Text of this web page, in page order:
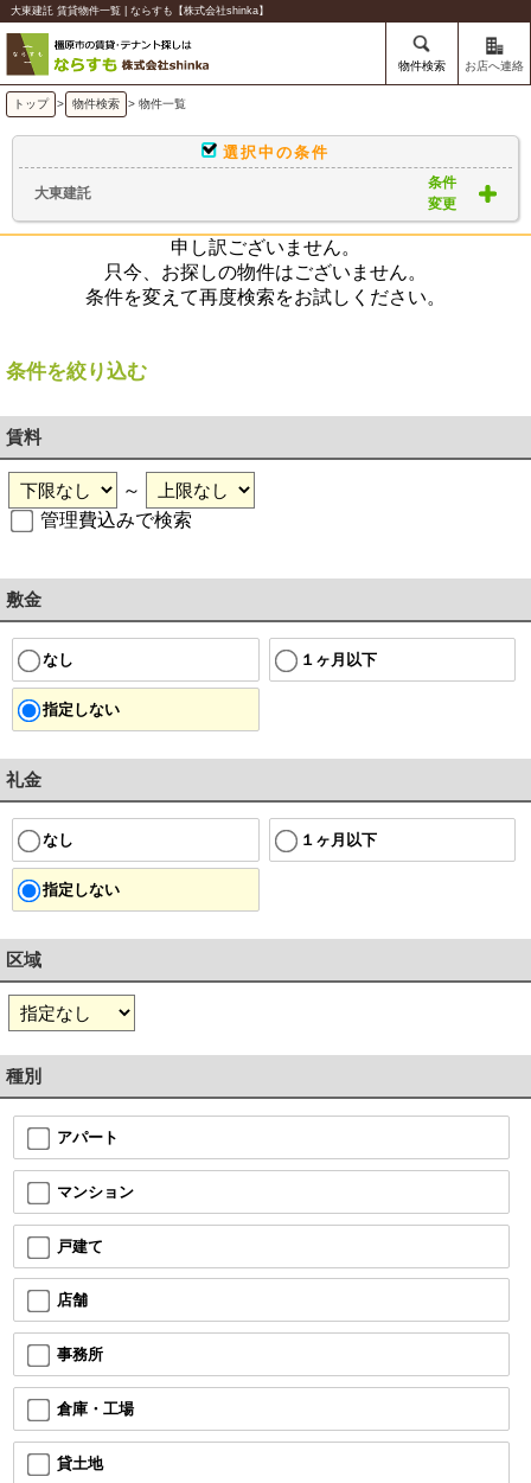
大東建託 賃貸物件一覧 | ならすも【株式会社shinka】
物件検索 お店へ連絡
トップ > 物件検索 > 物件一覧
選択中の条件
大東建託
条件
変更
申し訳ございません。
只今、お探しの物件はございません。
条件を変えて再度検索をお試しください。
条件を絞り込む
賃料
～
管理費込みで検索
敷金
なし １ヶ月以下
指定しない
礼金
なし １ヶ月以下
指定しない
区域
種別
アパート
マンション
戸建て
店舗
事務所
倉庫・工場
貸土地